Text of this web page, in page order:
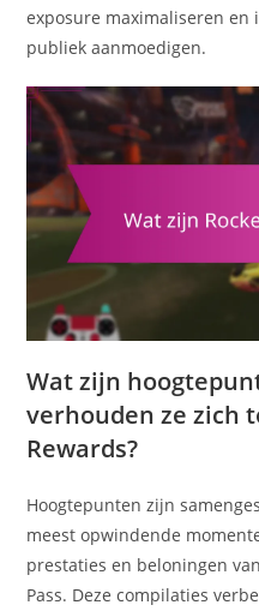
exposure maximaliseren en
publiek aanmoedigen.
Wat zijn
verhouden ze zich
Rewards?
Hoogtepunten zijn
meest opwindende
prestaties en beloningen
Pass. Deze compilaties